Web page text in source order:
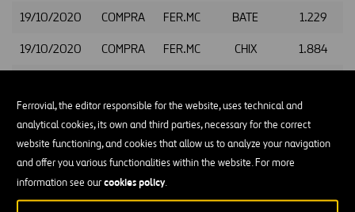
Ferrovial, the editor responsible for the website, uses technical and
analytical cookies, its own and third parties, necessary for the correct
website functioning, and cookies that allow us to analyze your navigation
and offer you various functionalities within the website. For more
information see ourcookies policy.
19/10/2020 COMPRA FER.MC BATE 1.229
19/10/2020 COMPRA FER.MC CHIX 1.884
19/10/2020 COMPRA FER.MC CHIX
19/10/2020 COMPRA FER.MC XMAD 1.361
19/10/2020 COMPRA
19/10/2020 COMPRA FER.MC BATE 822